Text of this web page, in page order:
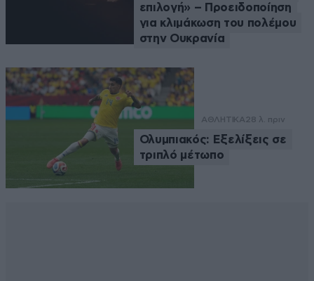
επιλογή» – Προειδοποίηση
για κλιμάκωση του πολέμου
στην Ουκρανία
ΑΘΛΗΤΙΚΑ 28 λ. πριν
Ολυμπιακός: Εξελίξεις σε
τριπλό μέτωπο